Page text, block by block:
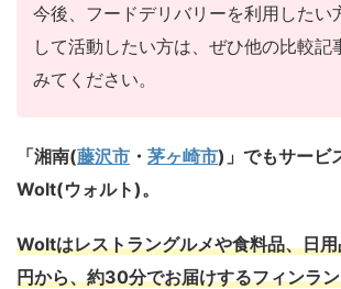
今後、フードデリバリーを利用したい
して活動したい方は、ぜひ他の比較記
みてください。
「湘南(藤沢市 ・ 茅ヶ崎市)」でもサービ
Wolt(ウォルト)。
Woltはレストラングルメや食料品、日
円から、約30分でお届けするフィンラ